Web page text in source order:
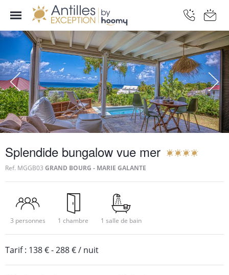
Splendide bungalow vue mer
Ref. MGGB03 GRAND BOURG - MARIE GALANTE
3 personnes 1 chambre 1 salle de bain
Tarif : 138 €-288 €/ nuit